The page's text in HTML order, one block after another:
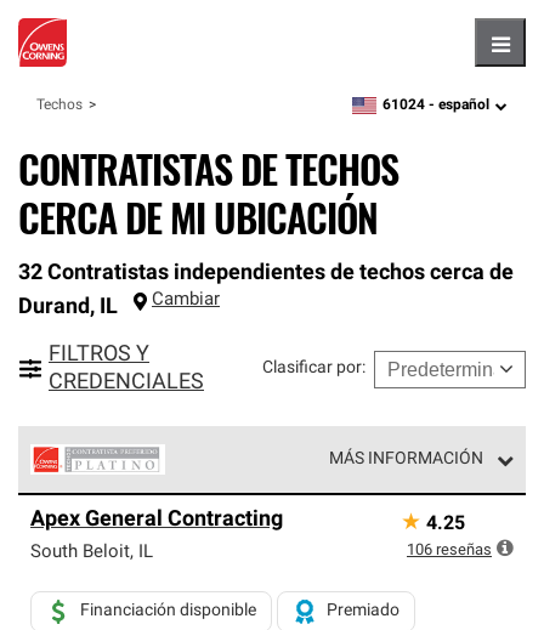
Techos zipcode,language
61024 - español
CONTRATISTAS DE TECHOS
CERCA DE MI UBICACIÓN
32 Contratistas independientes de techos cerca de
Durand, IL Cambiar
FILTROS Y
CREDENCIALES
Clasificar por:
MÁS INFORMACIÓN
Corning constituyen el nivel superior de nuestra red
exclusiva y cumplen con estándares estrictos de
Solo ellos pueden ofrecer nuestra mejor garantía de
sistemas de techos.
Apex General Contracting
South Beloit, IL
Financiación disponible Premiado
★ 4.25
106 reseñas